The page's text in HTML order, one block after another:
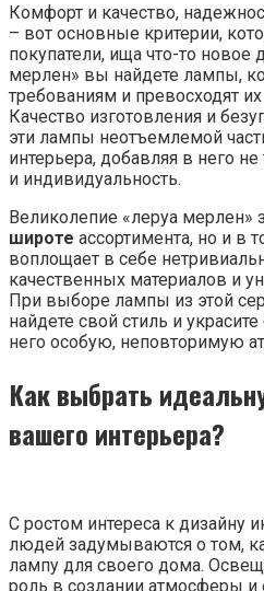
Комфорт и качество,
– вот основные критерии,
покупатели, ища что-то новое
мерлен» вы найдете лампы,
требованиям и превосходят
Качество изготовления и
эти лампы неотъемлемой
интерьера, добавляя в него
и индивидуальность.
Великолепие «леруа мерлен»
широте ассортимента, но и в
воплощает в себе
качественных материалов и
При выборе лампы из этой
найдете свой стиль и
него особую, неповторимую
Как выбрать
вашего интерьера?
С ростом интереса к дизайну
людей задумываются о том,
лампу для своего дома.
роль в создании атмосферы и